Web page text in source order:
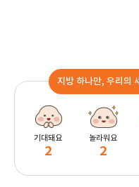
지방 하나만, 우리의
기대돼요
2
놀라워요
2